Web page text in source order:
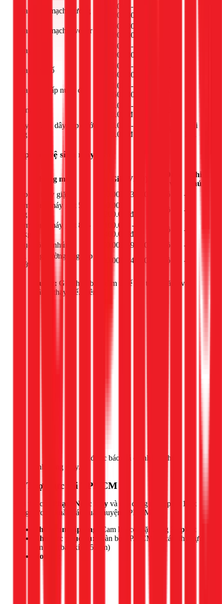
Sửa board mạch thường
850.000 -
1.100.000đ
Sửa board mạch inverter
1.100.000 -
1.600.000đ
Thay moto
950.000 -
1.400.000đ
Thay hộp số
650.000 -
1.050.000đ
Thay van cấp nước đôi
650.000 -
1.050.000đ
IC nguồn
550.000 -
650.000đ
Dây nguồn, dây cấp nước,
ống xả
250.000 -
350.000đ
Mỗi
Lắp đặt, vệ sinh máy giặt
Hạng mục Giá (VNĐ)
Ghi
chú
Lắp đặt máy giặt
250.000 - 300.000đ bộ
-
Làm đồng máy giặt 5-
8kg
950.000 -
1.200.000đ
bộ
-
Làm đồng máy giặt 8.5-
12kg
1.100.000 -
1.400.000đ
bộ
-
Phục hồi ty nhúng
550.000 - 950.000đ bộ
-
Thi công đường ống cấp
nước
250.000 - 400.000đ bộ -
Lưu ý: Giá chưa bao gồm thuế giá trị gia tăng và
vật tư thay thế. Liên hệ
để được báo giá chính xác theo
tình trạng máy.
📍 Thợ trực tại TPHCM
Đội thợ của Phạm Ngọc Duy và các đồng nghiệp tại 1Fix
đang trực tại khắp các quận huyện TPHCM.
Thời gian đáp ứng:
Cam kết có mặt trong
30 phút
Khu vực phục vụ:
Toàn bộ TP.HCM và các khu vực
lân cận (bán kính 50km)
Hotline: